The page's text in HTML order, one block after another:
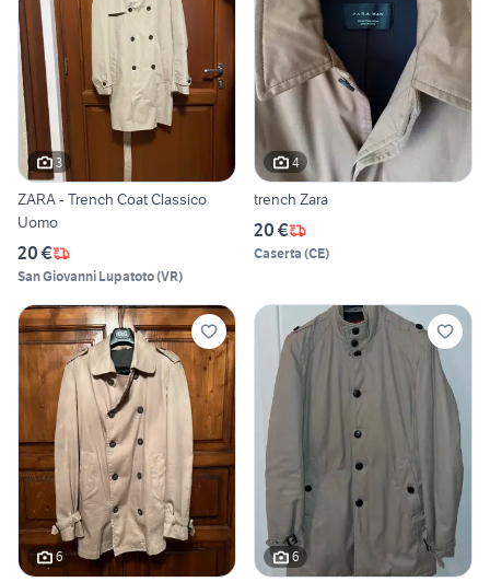
3
ZARA - Trench Coat Classico
Uomo
20 €
San Giovanni Lupatoto(VR)
4
trench Zara
20 €
Caserta (CE)
6 6